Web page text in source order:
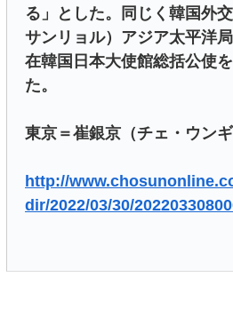
る」とした。同じく韓国外
サンリョル）アジア太平洋
在韓国日本大使館総括公使
た。
東京＝崔銀京（チェ・ウン
http://
dir/2022/03/30/